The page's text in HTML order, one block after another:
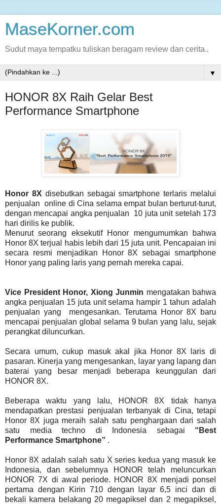
MaseKorner.com
Sudut maya tempatku tuliskan beragam review dan cerita..
▼
HONOR 8X Raih Gelar Best
Performance Smartphone
Honor 8X disebutkan sebagai smartphone terlaris melalui
penjualan online di Cina selama empat bulan berturut-turut,
dengan mencapai angka penjualan 10 juta unit setelah 173
hari dirilis ke publik.
Menurut seorang eksekutif Honor mengumumkan bahwa
Honor 8X terjual habis lebih dari 15 juta unit. Pencapaian ini
secara resmi menjadikan Honor 8X sebagai smartphone
Honor yang paling laris yang pernah mereka capai.
Vice President Honor, Xiong Junmin mengatakan bahwa
angka penjualan 15 juta unit selama hampir 1 tahun adalah
penjualan yang mengesankan. Terutama Honor 8X baru
mencapai penjualan global selama 9 bulan yang lalu, sejak
perangkat diluncurkan.
Secara umum, cukup masuk akal jika Honor 8X laris di
pasaran. Kinerja yang mengesankan, layar yang lapang dan
baterai yang besar menjadi beberapa keunggulan dari
HONOR 8X.
Beberapa waktu yang lalu, HONOR 8X tidak hanya
mendapatkan prestasi penjualan terbanyak di Cina, tetapi
Honor 8X juga meraih salah satu penghargaan dari salah
satu media techno di Indonesia sebagai “Best
Performance Smartphone” .
Honor 8X adalah salah satu X series kedua yang masuk ke
Indonesia, dan sebelumnya HONOR telah meluncurkan
HONOR 7X di awal periode. HONOR 8X menjadi ponsel
pertama dengan Kirin 710 dengan layar 6,5 inci dan di
bekali kamera belakang 20 megapiksel dan 2 megapiksel,